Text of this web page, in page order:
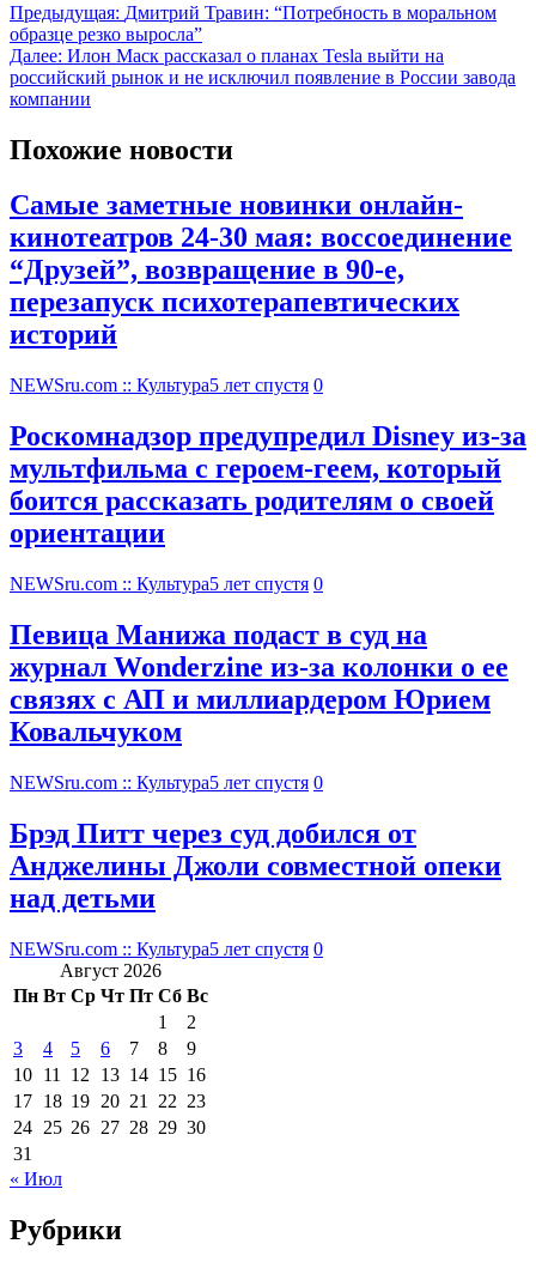
Предыдущая: Дмитрий Травин: “Потребность в моральном
образце резко выросла”
Далее: Илон Маск рассказал о планах Tesla выйти на
российский рынок и не исключил появление в России завода
компании
Похожие новости
Самые заметные новинки онлайн-
кинотеатров 24-30 мая: воссоединение
“Друзей”, возвращение в 90-е,
перезапуск психотерапевтических
историй
NEWSru.com :: Культура5 лет спустя 0
Роскомнадзор предупредил Disney из-за
мультфильма c героем-геем, который
боится рассказать родителям о своей
ориентации
NEWSru.com :: Культура5 лет спустя 0
Певица Манижа подаст в суд на
журнал Wonderzine из-за колонки о ее
связях с АП и миллиардером Юрием
Ковальчуком
NEWSru.com :: Культура5 лет спустя 0
Брэд Питт через суд добился от
Анджелины Джоли совместной опеки
над детьми
NEWSru.com :: Культура5 лет спустя 0
Август 2026
Пн Вт Ср Чт Пт Сб Вс
1
2
3
4 5 6 7 8
9
10 11 12 13 14 15 16
17 18 19 20 21 22 23
24 25 26 27 28 29 30
31
« Июл
Рубрики